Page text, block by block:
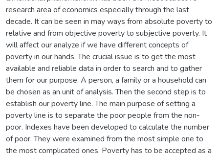
research area of economics especially through the last
decade. It can be seen in may ways from absolute poverty to
relative and from objective poverty to subjective poverty. It
will affect our analyze if we have different concepts of
poverty in our hands. The crucial issue is to get the most
available and reliable data in order to search and to gather
them for our purpose. A person, a family or a household can
be chosen as an unit of analysis. Then the second step is to
establish our poverty line. The main purpose of setting a
poverty line is to separate the poor people from the non-
poor. Indexes have been developed to calculate the number
of poor. They were examined from the most simple one to
the most complicated ones. Poverty has to be accepted as a